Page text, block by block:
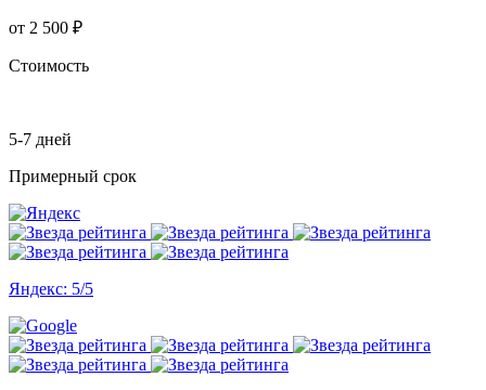
от 2 500 ₽
Стоимость
5-7 дней
Примерный срок
Яндекс: 5/5